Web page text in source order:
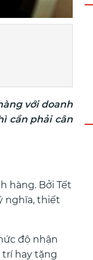
với doanh
cần phải cân
hàng. Bởi Tết
nghĩa, thiết
độ nhận
hay tặng